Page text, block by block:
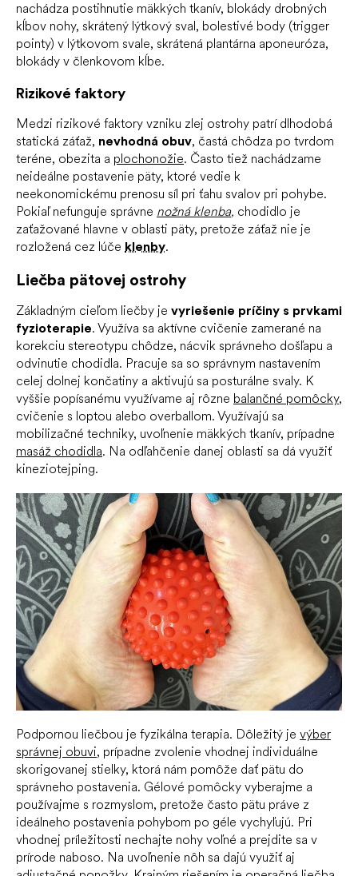
nachádza postihnutie mäkkých tkanív, blokády drobných
kĺbov nohy, skrátený lýtkový sval, bolestivé body (trigger
pointy) v lýtkovom svale, skrátená plantárna aponeuróza,
blokády v členkovom kĺbe.
Rizikové faktory
Medzi rizikové faktory vzniku zlej ostrohy patrí dlhodobá
statická záťaž, nevhodná obuv, častá chôdza po tvrdom
teréne, obezita a plochonožie. Často tiež nachádzame
neideálne postavenie päty, ktoré vedie k
neekonomickému prenosu síl pri ťahu svalov pri pohybe.
Pokiaľ nefunguje správne nožná klenba, chodidlo je
zaťažované hlavne v oblasti päty, pretože záťaž nie je
rozložená cez lúče klenby.
Liečba pätovej ostrohy
Základným cieľom liečby je vyriešenie príčiny s prvkami
fyzioterapie. Využíva sa aktívne cvičenie zamerané na
korekciu stereotypu chôdze, nácvik správneho došľapu a
odvinutie chodidla. Pracuje sa so správnym nastavením
celej dolnej končatiny a aktivujú sa posturálne svaly. K
vyššie popísanému využívame aj rôzne balančné pomôcky,
cvičenie s loptou alebo overballom. Využívajú sa
mobilizačné techniky, uvoľnenie mäkkých tkanív, prípadne
masáž chodidla. Na odľahčenie danej oblasti sa dá využiť
kineziotejping.
Podpornou liečbou je fyzikálna terapia. Dôležitý je výber
správnej obuvi, prípadne zvolenie vhodnej individuálne
skorigovanej stielky, ktorá nám pomôže dať pätu do
správneho postavenia. Gélové pomôcky vyberajme a
používajme s rozmyslom, pretože často pätu práve z
ideálneho postavenia pohybom po géle vychyľujú. Pri
vhodnej príležitosti nechajte nohy voľné a prejdite sa v
prírode naboso. Na uvoľnenie nôh sa dajú využiť aj